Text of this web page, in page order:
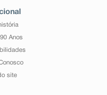
Anos
site